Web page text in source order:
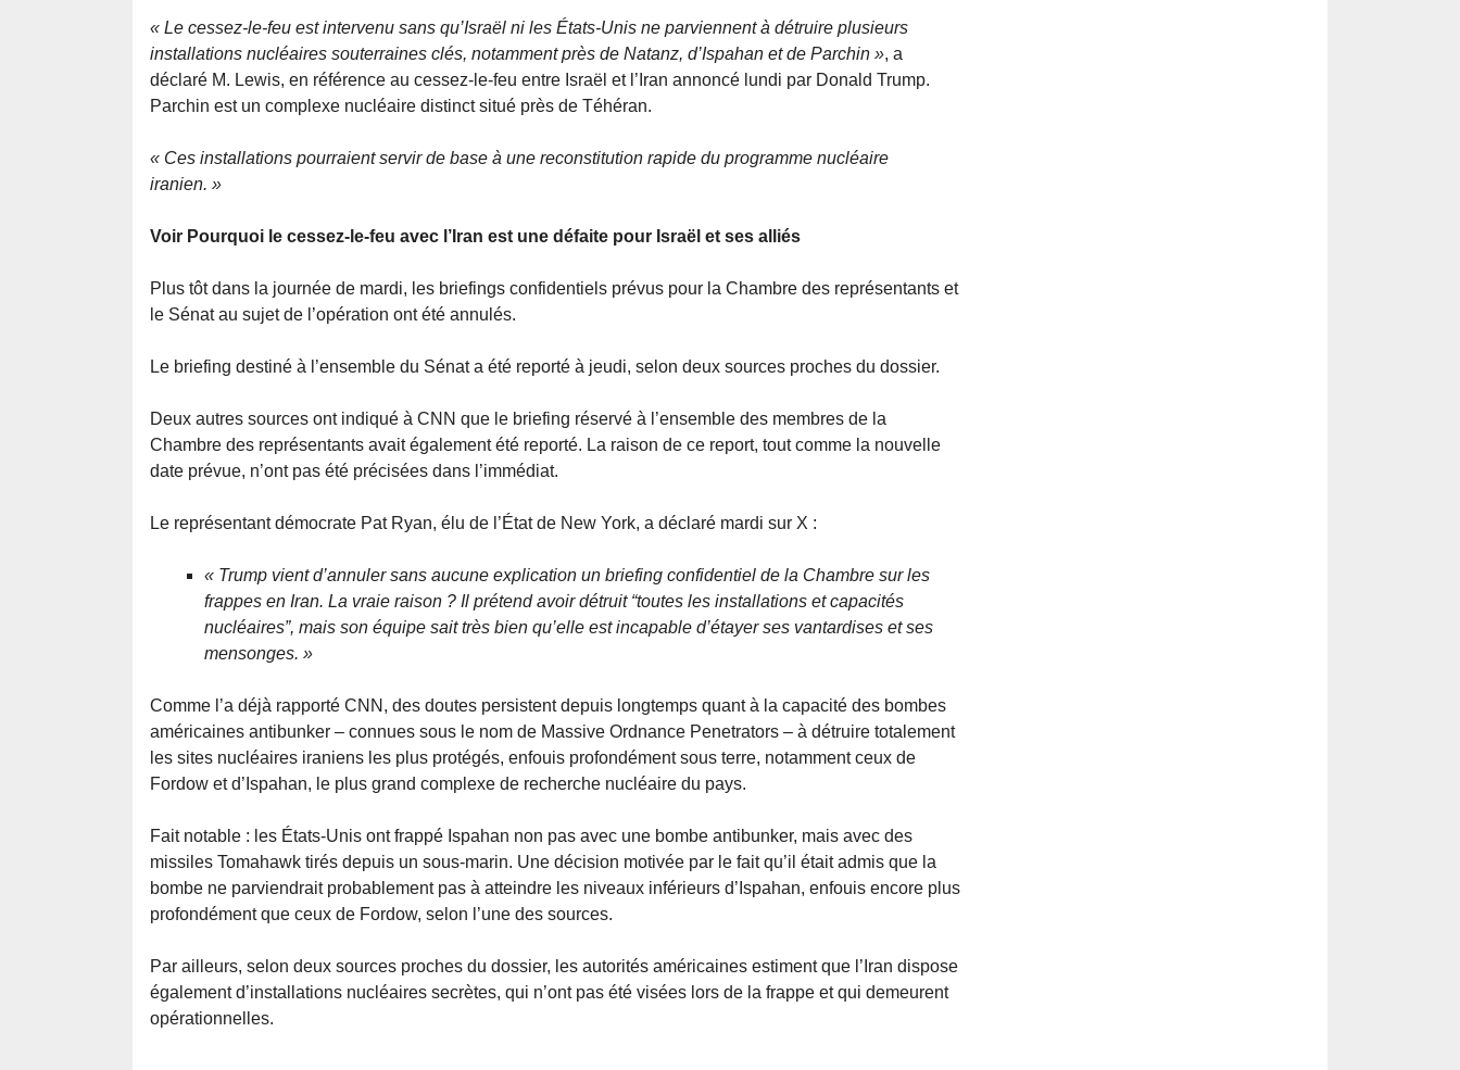
« Le cessez-le-feu est intervenu sans qu’Israël ni les États-Unis ne parviennent à détruire plusieurs
installations nucléaires souterraines clés, notamment près de Natanz, d’Ispahan et de Parchin », a
déclaré M. Lewis, en référence au cessez-le-feu entre Israël et l’Iran annoncé lundi par Donald Trump.
Parchin est un complexe nucléaire distinct situé près de Téhéran.
« Ces installations pourraient servir de base à une reconstitution rapide du programme nucléaire
iranien. »
Voir Pourquoi le cessez-le-feu avec l’Iran est une défaite pour Israël et ses alliés
Plus tôt dans la journée de mardi, les briefings confidentiels prévus pour la Chambre des représentants et
le Sénat au sujet de l’opération ont été annulés.
Le briefing destiné à l’ensemble du Sénat a été reporté à jeudi, selon deux sources proches du dossier.
Deux autres sources ont indiqué à CNN que le briefing réservé à l’ensemble des membres de la
Chambre des représentants avait également été reporté. La raison de ce report, tout comme la nouvelle
date prévue, n’ont pas été précisées dans l’immédiat.
Le représentant démocrate Pat Ryan, élu de l’État de New York, a déclaré mardi sur X :
« Trump vient d’annuler sans aucune explication un briefing confidentiel de la Chambre sur les
frappes en Iran. La vraie raison ? Il prétend avoir détruit “toutes les installations et capacités
nucléaires”, mais son équipe sait très bien qu’elle est incapable d’étayer ses vantardises et ses
mensonges. »
Comme l’a déjà rapporté CNN, des doutes persistent depuis longtemps quant à la capacité des bombes
américaines antibunker – connues sous le nom de Massive Ordnance Penetrators – à détruire totalement
les sites nucléaires iraniens les plus protégés, enfouis profondément sous terre, notamment ceux de
Fordow et d’Ispahan, le plus grand complexe de recherche nucléaire du pays.
Fait notable : les États-Unis ont frappé Ispahan non pas avec une bombe antibunker, mais avec des
missiles Tomahawk tirés depuis un sous-marin. Une décision motivée par le fait qu’il était admis que la
bombe ne parviendrait probablement pas à atteindre les niveaux inférieurs d’Ispahan, enfouis encore plus
profondément que ceux de Fordow, selon l’une des sources.
Par ailleurs, selon deux sources proches du dossier, les autorités américaines estiment que l’Iran dispose
également d’installations nucléaires secrètes, qui n’ont pas été visées lors de la frappe et qui demeurent
opérationnelles.